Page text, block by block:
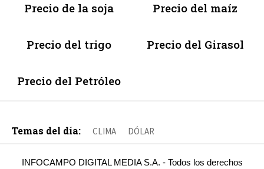
Precio de la soja Precio del maíz
Precio del trigo Precio del Girasol
Precio del Petróleo
Temas del día: CLIMA DÓLAR
INFOCAMPO DIGITAL MEDIA S.A. - Todos los derechos